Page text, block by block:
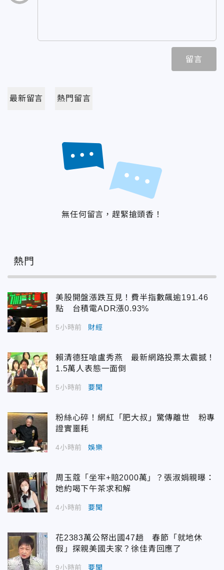
留言
最新留言 熱門留言
無任何留言，趕緊搶頭香！
熱門
美股開盤漲跌互見！費半指數飆逾191.46
點 台積電ADR漲0.93%
5小時前 財經
賴清德狂嗆盧秀燕 最新網路投票太震撼！
1.5萬人表態一面倒
5小時前 要聞
粉絲心碎！網紅「肥大叔」驚傳離世 粉專
證實噩耗
4小時前 娛樂
周玉蔻「坐牢+賠2000萬」？張淑娟親曝：
她約喝下午茶求和解
4小時前 要聞
花2383萬公帑出國47趟 春節「就地休
假」探親美國夫家？徐佳青回應了
9小時前 要聞